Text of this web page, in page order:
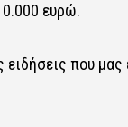
ευρώ.
που